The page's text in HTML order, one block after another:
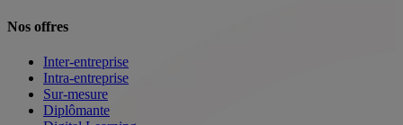
Nos offres
Inter-entreprise
Intra-entreprise
Sur-mesure
Diplômante